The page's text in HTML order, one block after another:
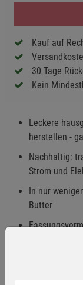
Kauf auf
30 Tage
Kein
Leckere
herstellen -
Nachhaltig:
Strom und
In nur
Butter